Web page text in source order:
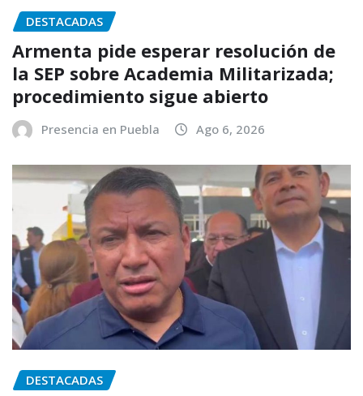
DESTACADAS
Armenta pide esperar resolución de
la SEP sobre Academia Militarizada;
procedimiento sigue abierto
Presencia en Puebla Ago 6, 2026
DESTACADAS